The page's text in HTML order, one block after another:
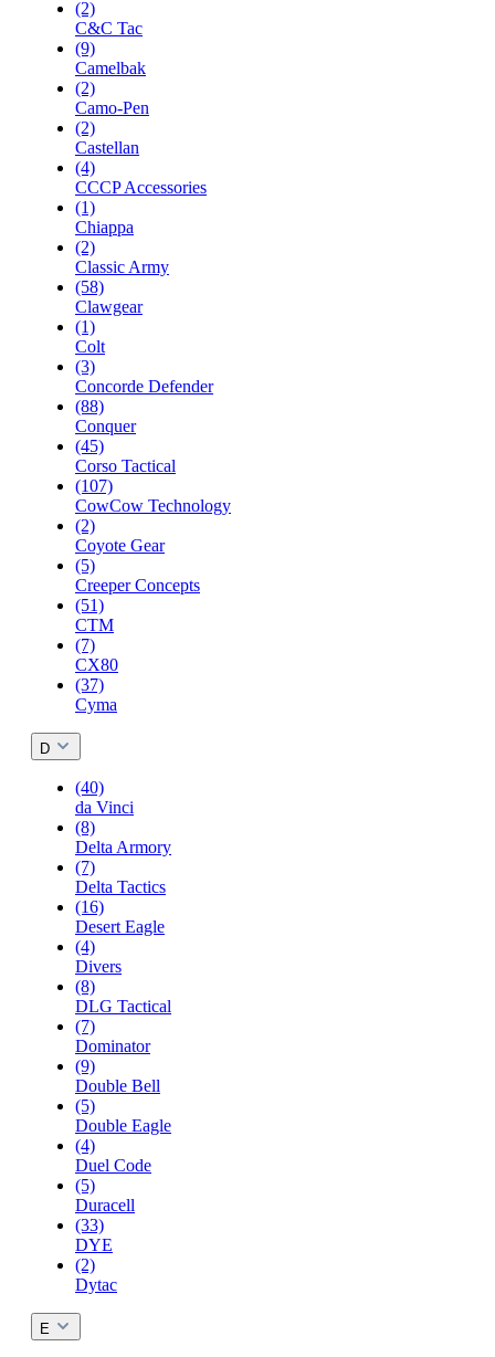
(2)
C&C Tac
(9)
Camelbak
(2)
Camo-Pen
(2)
Castellan
(4)
CCCP Accessories
(1)
Chiappa
(2)
Classic Army
(58)
Clawgear
(1)
Colt
(3)
Concorde Defender
(88)
Conquer
(45)
Corso Tactical
(107)
CowCow Technology
(2)
Coyote Gear
(5)
Creeper Concepts
(51)
CTM
(7)
CX80
(37)
Cyma
D
(40)
da Vinci
(8)
Delta Armory
(7)
Delta Tactics
(16)
Desert Eagle
(4)
Divers
(8)
DLG Tactical
(7)
Dominator
(9)
Double Bell
(5)
Double Eagle
(4)
Duel Code
(5)
Duracell
(33)
DYE
(2)
Dytac
E